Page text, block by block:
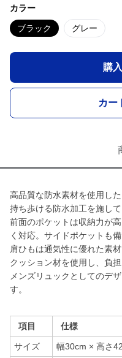
カラー
ブラック グレー
購
カー
高品質な防水素材を使用し
持ち歩ける防水加工を施して
前面のポケットは収納力が
く対応。サイドポケットも
肩ひもは通気性に優れた素
クッション材を使用し、負担
メンズリュックとしてのデ
す。
項目 仕様
サイズ 幅30cm × 高さ